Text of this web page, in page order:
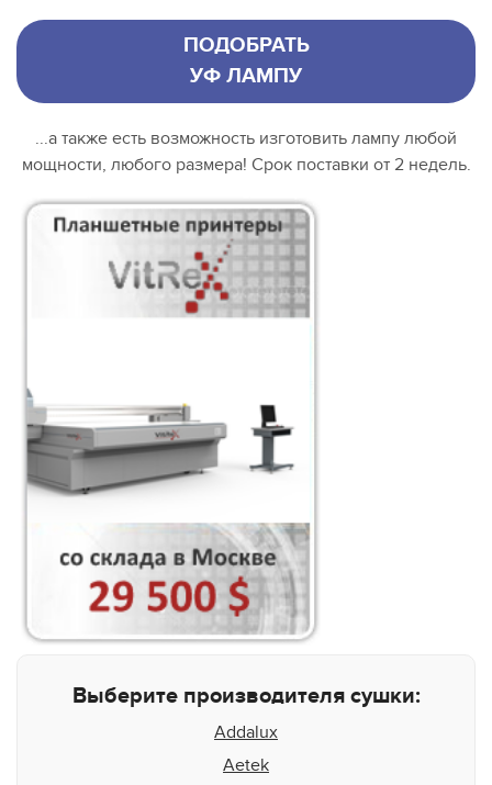
ПОДОБРАТЬ
УФ ЛАМПУ
...а также есть возможность изготовить лампу любой
мощности, любого размера! Срок поставки от 2 недель.
Выберите производителя сушки:
Addalux
Aetek